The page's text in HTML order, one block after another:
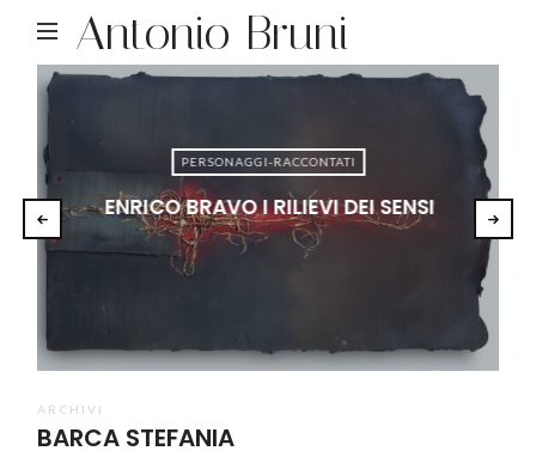
Antonio Bruni
PERSONAGGI-RACCONTATI
ENRICO BRAVO I RILIEVI DEI SENSI
ARCHIVI
BARCA STEFANIA